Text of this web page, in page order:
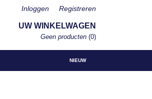
Inloggen Registreren
UW WINKELWAGEN
Geen producten (0)
NIEUW